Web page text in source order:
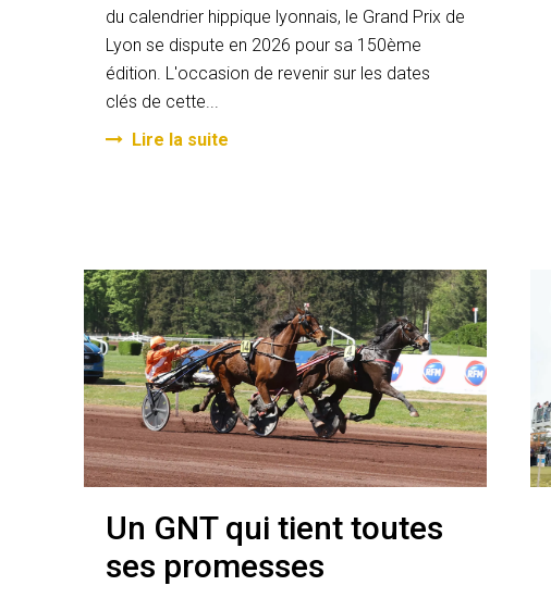
du calendrier hippique lyonnais, le Grand Prix de
Lyon se dispute en 2026 pour sa 150ème
édition. L'occasion de revenir sur les dates
clés de cette...
Lire la suite
Un GNT qui tient toutes
ses promesses